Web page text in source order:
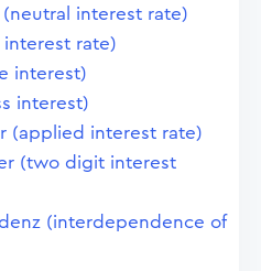
interest rate)
interest rate)
interest)
interest)
(applied interest rate)
(two digit interest
(interdependence of